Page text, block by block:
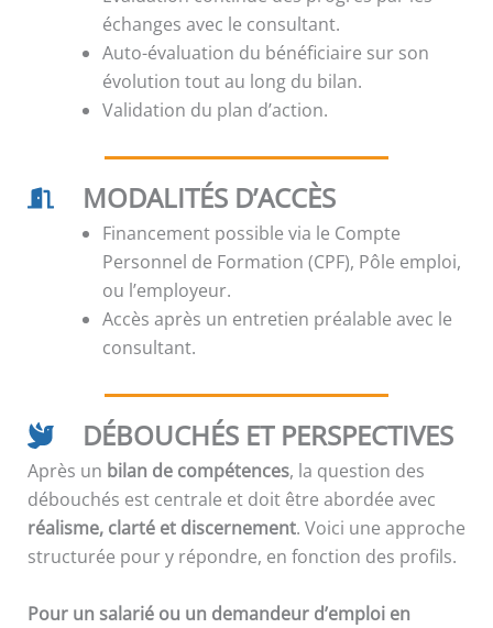
échanges avec le consultant.
Auto-évaluation du bénéficiaire sur son
évolution tout au long du bilan.
Validation du plan d’action.
MODALITÉS D’ACCÈS
Financement possible via le Compte
Personnel de Formation (CPF), Pôle emploi,
ou l’employeur.
Accès après un entretien préalable avec le
consultant.
DÉBOUCHÉS ET PERSPECTIVES
Après un bilan de compétences, la question des
débouchés est centrale et doit être abordée avec
réalisme, clarté et discernement. Voici une approche
structurée pour y répondre, en fonction des profils.
Pour un salarié ou un demandeur d’emploi en